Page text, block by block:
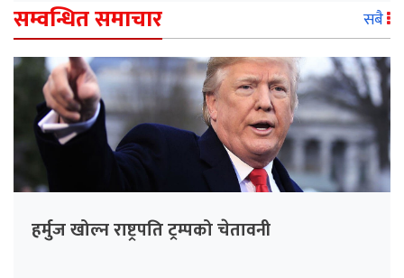
सम्वन्धित समाचार सबै
हर्मुज खोल्न राष्ट्रपति ट्रम्पको चेतावनी